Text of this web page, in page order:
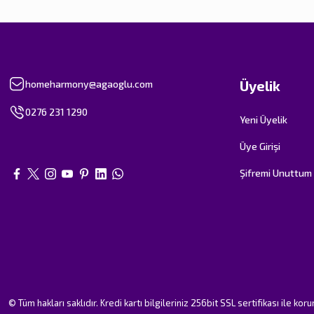
homeharmony@agaoglu.com
0276 231 1290
Üyelik
Yeni Üyelik
Üye Girişi
Şifremi Unuttum
© Tüm hakları saklıdır. Kredi kartı bilgileriniz 256bit SSL sertifikası ile